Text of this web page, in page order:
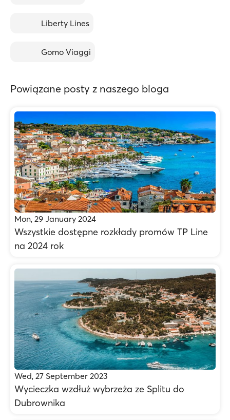
Liberty Lines
Gomo Viaggi
Powiązane posty z naszego bloga
Mon, 29 January 2024
Wszystkie dostępne rozkłady promów TP Line
na 2024 rok
Wed, 27 September 2023
Wycieczka wzdłuż wybrzeża ze Splitu do
Dubrownika